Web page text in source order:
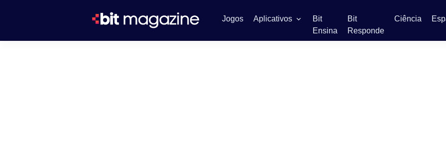
Jogos Aplicativos
Bit
Ensina
Bit
Responde
Ciência